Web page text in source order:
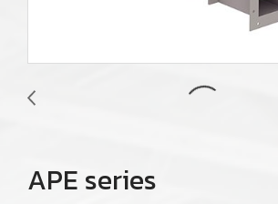
APE series